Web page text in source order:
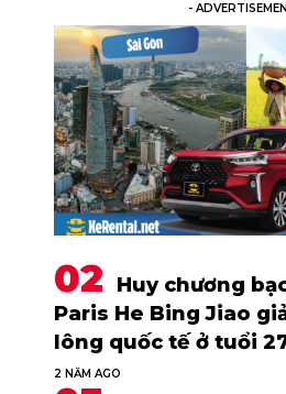
-
Huy chương
Paris He Bing Jiao
lông quốc tế ở tuổi
2 NĂM AGO